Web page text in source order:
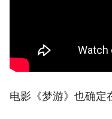
电影《梦游》也确定